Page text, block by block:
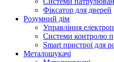
Фіксатор для дверей
Розумний дім
Управління
Системи контролю
Smart пристрої для
Металошукачі